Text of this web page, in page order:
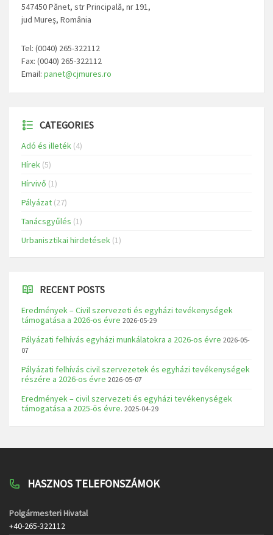
547450 Pănet, str Principală, nr 191,
jud Mureș, România
Tel: (0040) 265-322112
Fax: (0040) 265-322112
Email: panet@cjmures.ro
CATEGORIES
Adó és illeték (4)
Hírek (5)
Hírvivő (1)
Pályázat (27)
Tanácsgyűlés (1)
Urbanisztikai hirdetések (1)
RECENT POSTS
Eredmények – Civil szervezeti és egyházi tevékenységek
támogatása a 2026-os évre 2026-05-29
Pályázati felhívás egyházi munkálatokra a 2026-os évre 2026-05-
07
Pályázati felhívás civil szervezetek és egyházi tevékenységek
részére a 2026-os évre 2026-05-07
Eredmények – civil szervezeti és egyházi tevékenységek
támogatása a 2025-ös évre. 2025-04-29
HASZNOS TELEFONSZÁMOK
Polgármesteri Hivatal
+40-265-322112